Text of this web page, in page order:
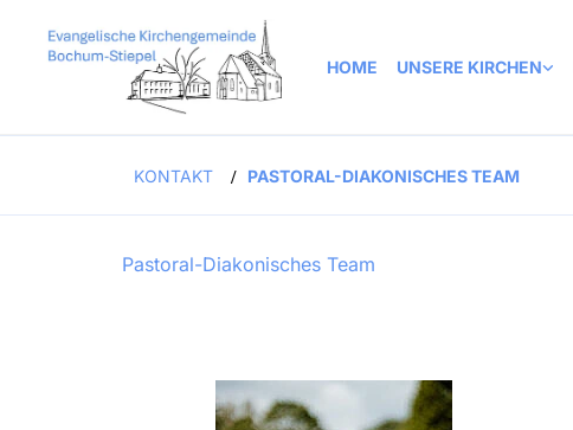
HOME UNSERE KIRCHEN
KONTAKT / PASTORAL-DIAKONISCHES TEAM
Pastoral-Diakonisches Team